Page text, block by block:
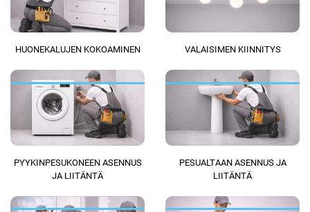
HUONEKALUJEN KOKOAMINEN VALAISIMEN KIINNITYS
PYYKINPESUKONEEN ASENNUS
JA LIITÄNTÄ
PESUALTAAN ASENNUS JA
LIITÄNTÄ